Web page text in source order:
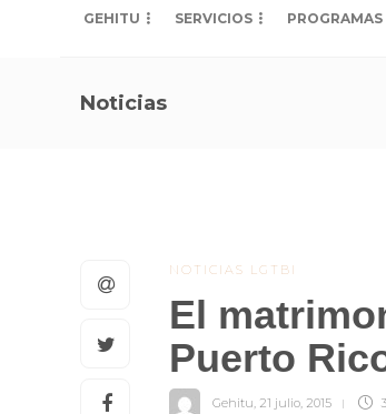
GEHITU SERVICIOS
Noticias
NOTICIAS LGTBI
El
Puerto
Gehitu, 21 julio, 2015